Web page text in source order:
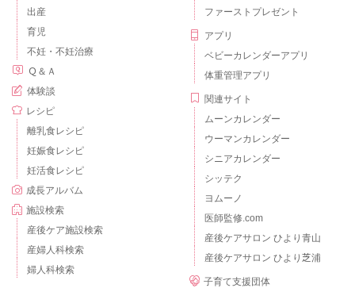
出産
育児
不妊・不妊治療
Ｑ＆Ａ
体験談
レシピ
離乳食レシピ
妊娠食レシピ
妊活食レシピ
成長アルバム
施設検索
産後ケア施設検索
産婦人科検索
婦人科検索
ファーストプレゼント
アプリ
ベビーカレンダーアプリ
体重管理アプリ
関連サイト
ムーンカレンダー
ウーマンカレンダー
シニアカレンダー
シッテク
ヨムーノ
医師監修.com
産後ケアサロン ひより青山
産後ケアサロン ひより芝浦
子育て支援団体